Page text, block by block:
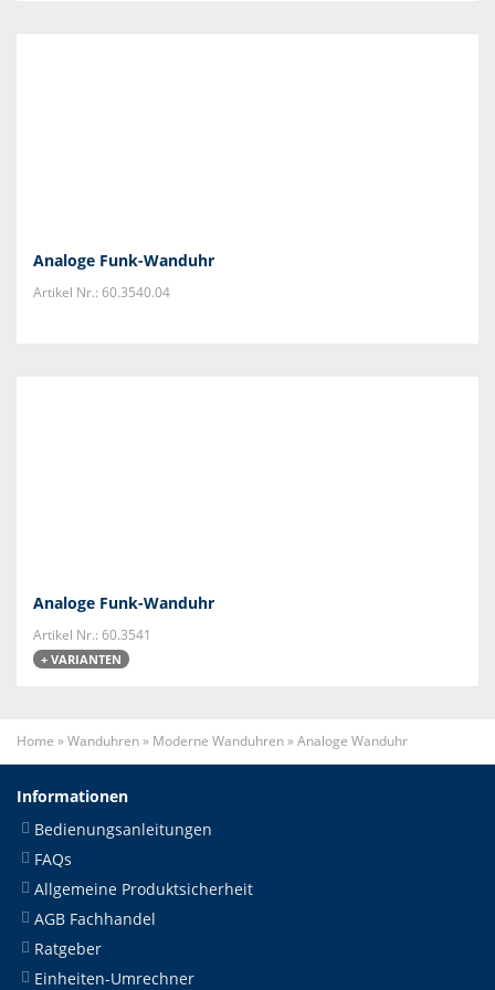
Analoge Funk-Wanduhr
Artikel Nr.: 60.3540.04
Analoge Funk-Wanduhr
Artikel Nr.: 60.3541
+ VARIANTEN
Home »Wanduhren» Moderne Wanduhren»Analoge Wanduhr
Informationen
Bedienungsanleitungen
FAQs
Allgemeine Produktsicherheit
AGB Fachhandel
Ratgeber
Einheiten-Umrechner